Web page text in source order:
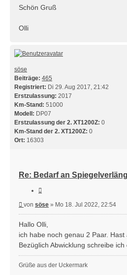
Schön Gruß
Olli
söse
Beiträge: 465
Registriert: Di 29. Aug 2017, 21:42
Erstzulassung: 2017
Km-Stand: 51000
Modell: DP07
Erstzulassung der 2. XT1200Z: 0
Km-Stand der 2. XT1200Z: 0
Ort: 16303
Re: Bedarf an
Beitrag
von söse » Mo 18. Jul 2022, 22:54
Hallo Olli,
ich habe noch genau 2 Paar. Hast
Bezüglich Abwicklung schreibe ich
Grüße aus der Uckermark